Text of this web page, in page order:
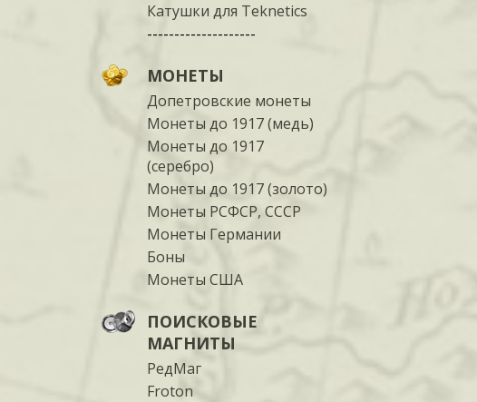
Катушки для Teknetics
--------------------
МОНЕТЫ
Допетровские монеты
Монеты до 1917 (медь)
Монеты до 1917
(серебро)
Монеты до 1917 (золото)
Монеты РСФСР, СССР
Монеты Германии
Боны
Монеты США
ПОИСКОВЫЕ
МАГНИТЫ
РедМаг
Froton